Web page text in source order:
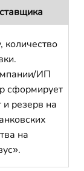
ИП
сформирует
и резерв на
на